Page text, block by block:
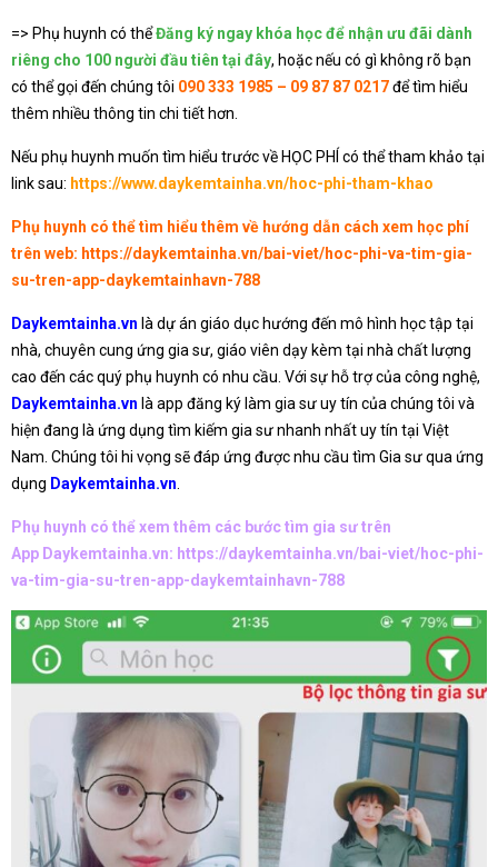
=> Phụ huynh có thểĐăng ký ngay khóa học để nhận ưu đãi dành
riêng cho 100 người đầu tiên tại đây, hoặc nếu có gì không rõ bạn
có thể gọi đến chúng tôi 090 333 1985 – 09 87 87 0217để tìm hiểu
thêm nhiều thông tin chi tiết hơn.
Nếu phụ huynh muốn tìm hiểu trước về HỌC PHÍ có thể tham khảo tại
link sau: https://www.daykemtainha.vn/hoc-phi-tham-khao
Phụ huynh có thể tìm hiểu thêm về hướng dẫn cách xem học phí
trên web: https://daykemtainha.vn/bai-viet/hoc-phi-va-tim-gia-
su-tren-app-daykemtainhavn-788
Daykemtainha.vn là dự án giáo dục hướng đến mô hình học tập tại
nhà, chuyên cung ứng gia sư, giáo viên dạy kèm tại nhà chất lượng
cao đến các quý phụ huynh có nhu cầu. Với sự hỗ trợ của công nghệ,
Daykemtainha.vn là app đăng ký làm gia sư uy tín của chúng tôi và
hiện đang là ứng dụng tìm kiếm gia sư nhanh nhất uy tín tại Việt
Nam. Chúng tôi hi vọng sẽ đáp ứng được nhu cầu tìm Gia sư qua ứng
dụng Daykemtainha.vn
Phụ huynh có thể xem thêm các bước tìm gia sư trên
App Daykemtainha.vn: https://daykemtainha.vn/bai-viet/hoc-phi-
va-tim-gia-su-tren-app-daykemtainhavn-788